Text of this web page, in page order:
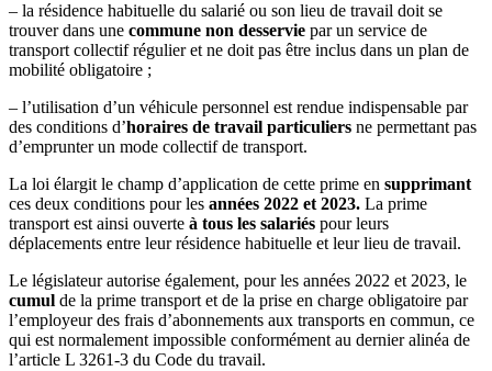
– la résidence habituelle du salarié ou son lieu de travail doit se
trouver dans une commune non desservie par un service de
transport collectif régulier et ne doit pas être inclus dans un plan de
mobilité obligatoire ;
– l’utilisation d’un véhicule personnel est rendue indispensable par
des conditions d’horaires de travail particuliers ne permettant pas
d’emprunter un mode collectif de transport.
La loi élargit le champ d’application de cette prime en supprimant
ces deux conditions pour les années 2022 et 2023. La prime
transport est ainsi ouverte à tous les salariés pour leurs
déplacements entre leur résidence habituelle et leur lieu de travail.
Le législateur autorise également, pour les années 2022 et 2023, le
cumul de la prime transport et de la prise en charge obligatoire par
l’employeur des frais d’abonnements aux transports en commun, ce
qui est normalement impossible conformément au dernier alinéa de
l’article L 3261-3 du Code du travail.